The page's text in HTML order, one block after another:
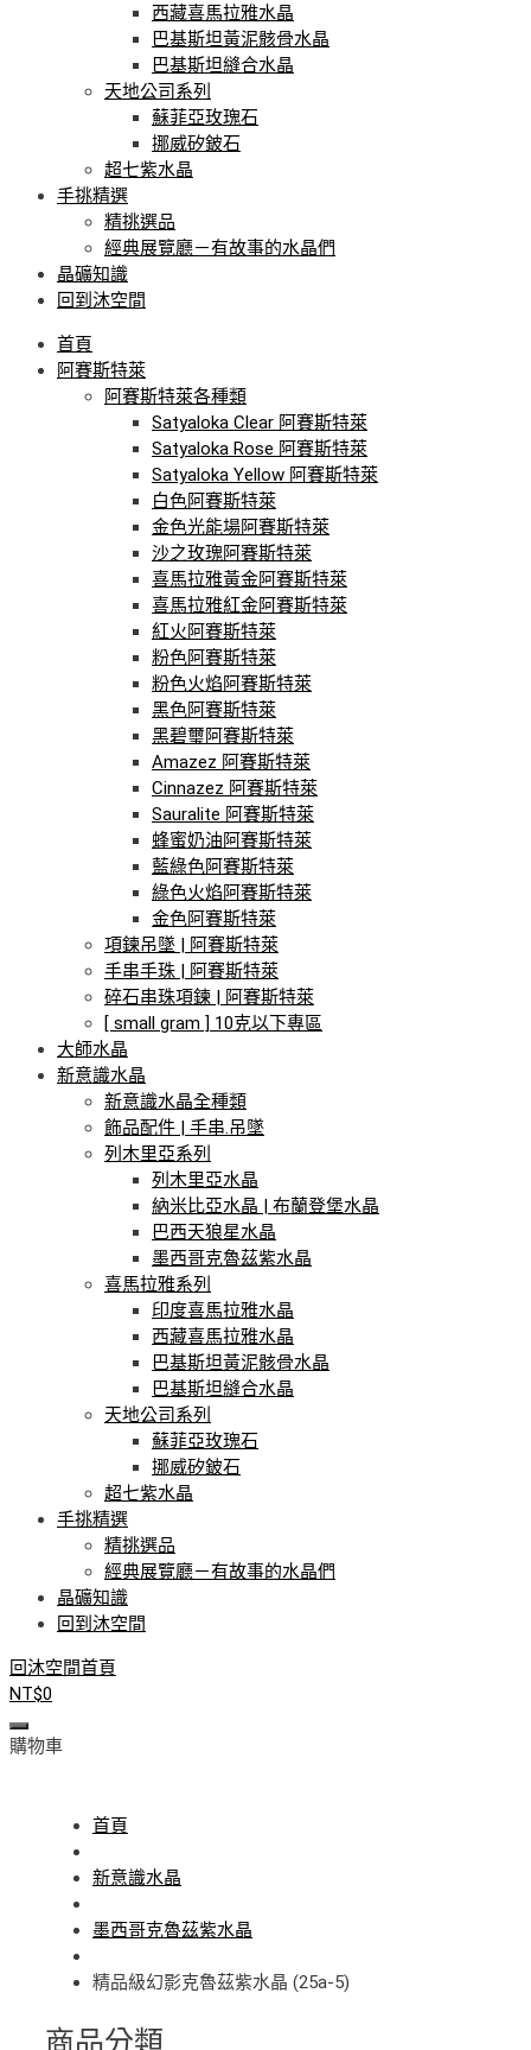
西藏喜馬拉雅水晶
巴基斯坦黃泥骸骨水晶
巴基斯坦縫合水晶
天地公司系列
蘇菲亞玫瑰石
挪威矽鈹石
超七紫水晶
手挑精選
精挑選品
經典展覽廳－有故事的水晶們
晶礦知識
回到沐空間
首頁
阿賽斯特萊
阿賽斯特萊各種類
Satyaloka Clear 阿賽斯特萊
Satyaloka Rose 阿賽斯特萊
Satyaloka Yellow 阿賽斯特萊
白色阿賽斯特萊
金色光能場阿賽斯特萊
沙之玫瑰阿賽斯特萊
喜馬拉雅黃金阿賽斯特萊
喜馬拉雅紅金阿賽斯特萊
紅火阿賽斯特萊
粉色阿賽斯特萊
粉色火焰阿賽斯特萊
黑色阿賽斯特萊
黑碧璽阿賽斯特萊
Amazez 阿賽斯特萊
Cinnazez 阿賽斯特萊
Sauralite 阿賽斯特萊
蜂蜜奶油阿賽斯特萊
藍綠色阿賽斯特萊
綠色火焰阿賽斯特萊
金色阿賽斯特萊
項鍊吊墜 | 阿賽斯特萊
手串手珠 | 阿賽斯特萊
碎石串珠項鍊 | 阿賽斯特萊
[ small gram ] 10克以下專區
大師水晶
新意識水晶
新意識水晶全種類
飾品配件 | 手串.吊墜
列木里亞系列
列木里亞水晶
納米比亞水晶 | 布蘭登堡水晶
巴西天狼星水晶
墨西哥克魯茲紫水晶
喜馬拉雅系列
印度喜馬拉雅水晶
西藏喜馬拉雅水晶
巴基斯坦黃泥骸骨水晶
巴基斯坦縫合水晶
天地公司系列
蘇菲亞玫瑰石
挪威矽鈹石
超七紫水晶
手挑精選
精挑選品
經典展覽廳－有故事的水晶們
晶礦知識
回到沐空間
回沐空間首頁
NT$0
購物車
首頁
新意識水晶
墨西哥克魯茲紫水晶
精品級幻影克魯茲紫水晶 (25a-5)
商品分類